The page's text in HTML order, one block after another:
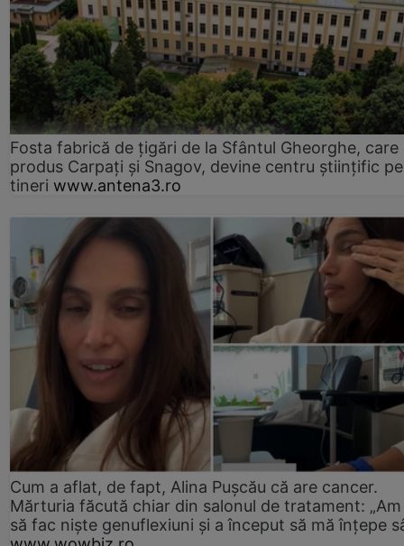
Fosta fabrică de țigări de la Sfântul Gheorghe, care
produs Carpați și Snagov, devine centru științific
tineri www.antena3.ro
Cum a aflat, de fapt, Alina Pușcău că are cancer.
Mărturia făcută chiar din salonul de tratament:
să fac niște genuflexiuni și a început să mă înțepe